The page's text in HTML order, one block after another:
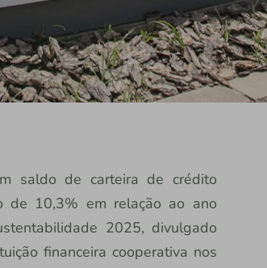
saldo de carteira de crédito
de 10,3% em relação ao ano
2025, divulgado
financeira cooperativa nos